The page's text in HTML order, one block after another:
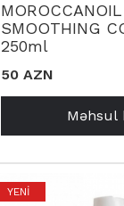
MOROCCANOIL
SMOOTHING
250ml
50 AZN
Məhsul
YENI